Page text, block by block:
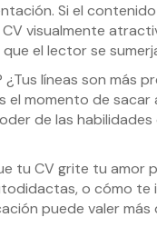
Si el
visualmente
el lector se
líneas son más
el momento de
de las habilidades
tu CV grite tu amor
o cómo te
puede valer más